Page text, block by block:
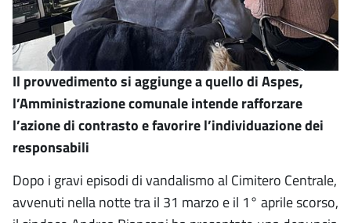
Il provvedimento si aggiunge a quello di Aspes,
l’Amministrazione comunale intende rafforzare
l’azione di contrasto e favorire l’individuazione dei
responsabili
Dopo i gravi episodi di vandalismo al Cimitero Centrale,
avvenuti nella notte tra il 31 marzo e il 1° aprile scorso,